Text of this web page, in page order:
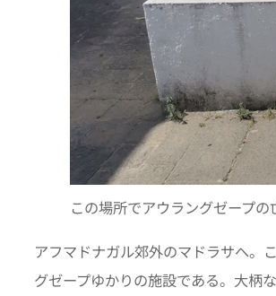
この場所でアウラングゼープ
アフマドナガル郊外のマドラサへ。
グゼープゆかりの施設である。大柄